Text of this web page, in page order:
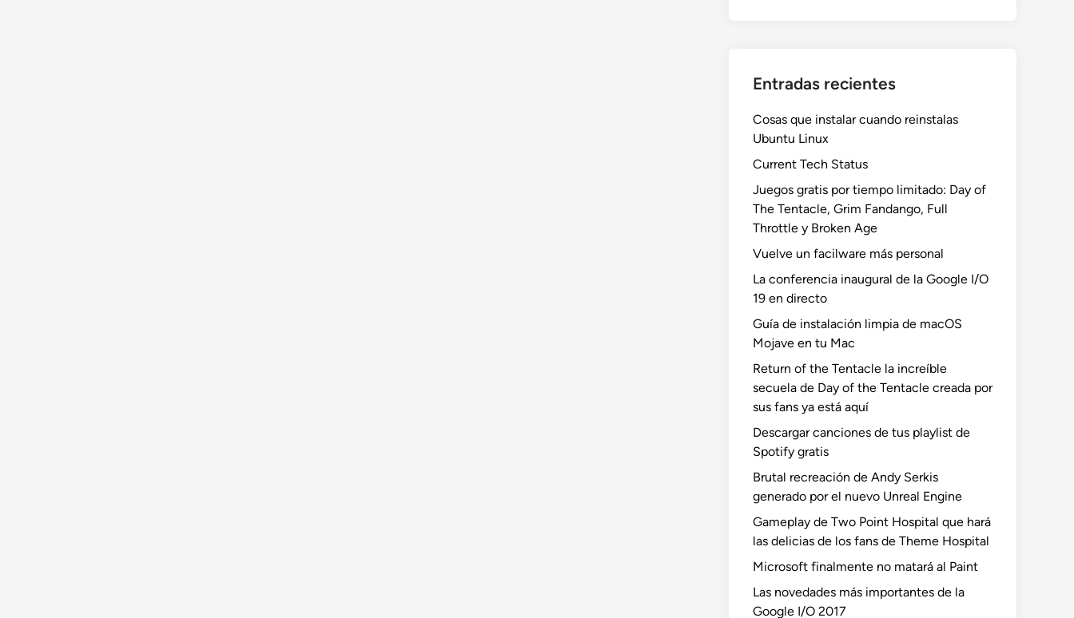
Entradas recientes
Cosas que instalar cuando reinstalas
Ubuntu Linux
Current Tech Status
Juegos gratis por tiempo limitado: Day of
The Tentacle, Grim Fandango, Full
Throttle y Broken Age
Vuelve un facilware más personal
La conferencia inaugural de la Google I/O
19 en directo
Guía de instalación limpia de macOS
Mojave en tu Mac
Return of the Tentacle la increíble
secuela de Day of the Tentacle creada por
sus fans ya está aquí
Descargar canciones de tus playlist de
Spotify gratis
Brutal recreación de Andy Serkis
generado por el nuevo Unreal Engine
Gameplay de Two Point Hospital que hará
las delicias de los fans de Theme Hospital
Microsoft finalmente no matará al Paint
Las novedades más importantes de la
Google I/O 2017